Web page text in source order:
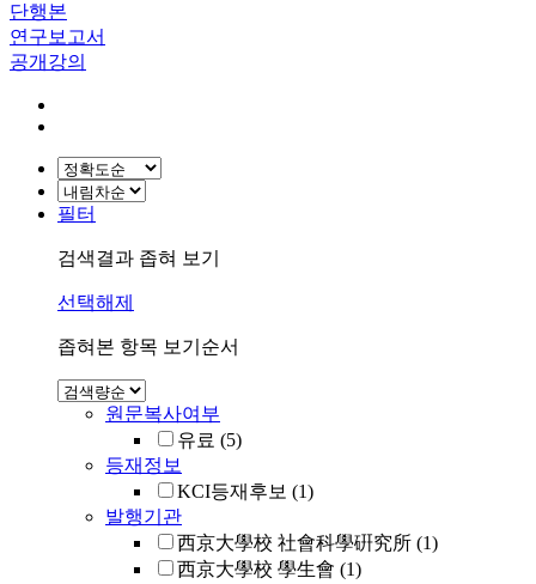
단행본
연구보고서
공개강의
필터
검색결과 좁혀 보기
선택해제
좁혀본 항목 보기순서
원문복사여부
유료 (5)
등재정보
KCI등재후보 (1)
발행기관
西京大學校 社會科學硏究所 (1)
西京大學校 學生會 (1)